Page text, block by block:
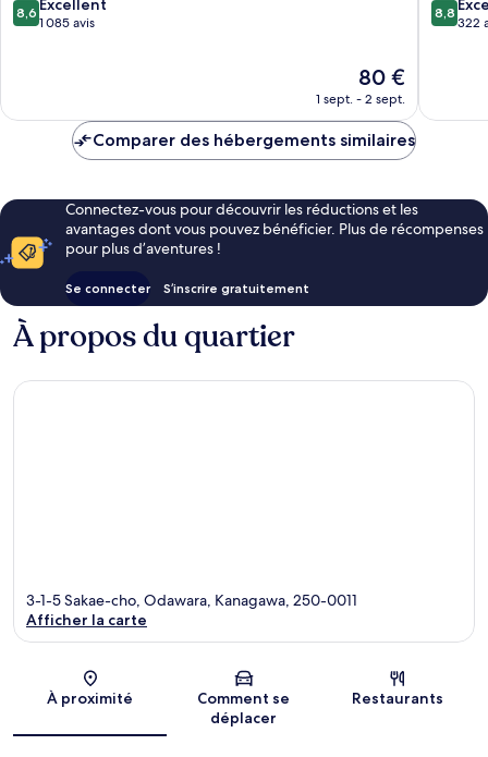
sur
8,6
1 085 avis
Le
nouveau
est
de
80 €
1 sept. - 2 sept.
sur
8,8
322
Comparer des hébergements similaires
Connectez-vous pour découvrir les réductions et les
avantages dont vous pouvez bénéficier. Plus de récompenses
pour plus d’aventures !
Se connecter S’inscrire gratuitement
À propos du quartier
Carte
3-1-5 Sakae-cho, Odawara, Kanagawa, 250-0011
Afficher la carte
À proximité
Comment se
déplacer
Restaurants